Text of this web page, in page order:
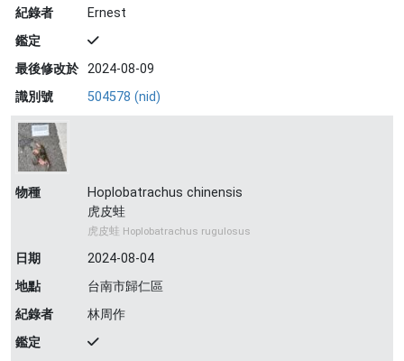
紀錄者
Ernest
鑑定
最後修改於 2024-08-09
識別號
504578 (nid)
物種
Hoplobatrachus chinensis
虎皮蛙
虎皮蛙 Hoplobatrachus rugulosus
日期
2024-08-04
地點
台南市歸仁區
紀錄者
林周作
鑑定